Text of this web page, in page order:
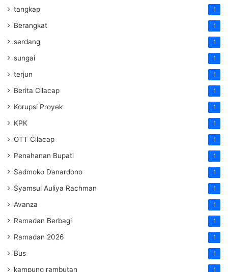
tangkap 1
Berangkat 1
serdang 1
sungai 1
terjun 1
Berita Cilacap 1
Korupsi Proyek 1
KPK 1
OTT Cilacap 1
Penahanan Bupati 1
Sadmoko Danardono 1
Syamsul Auliya Rachman 1
Avanza 1
Ramadan Berbagi 1
Ramadan 2026 1
Bus 1
kampung rambutan 1